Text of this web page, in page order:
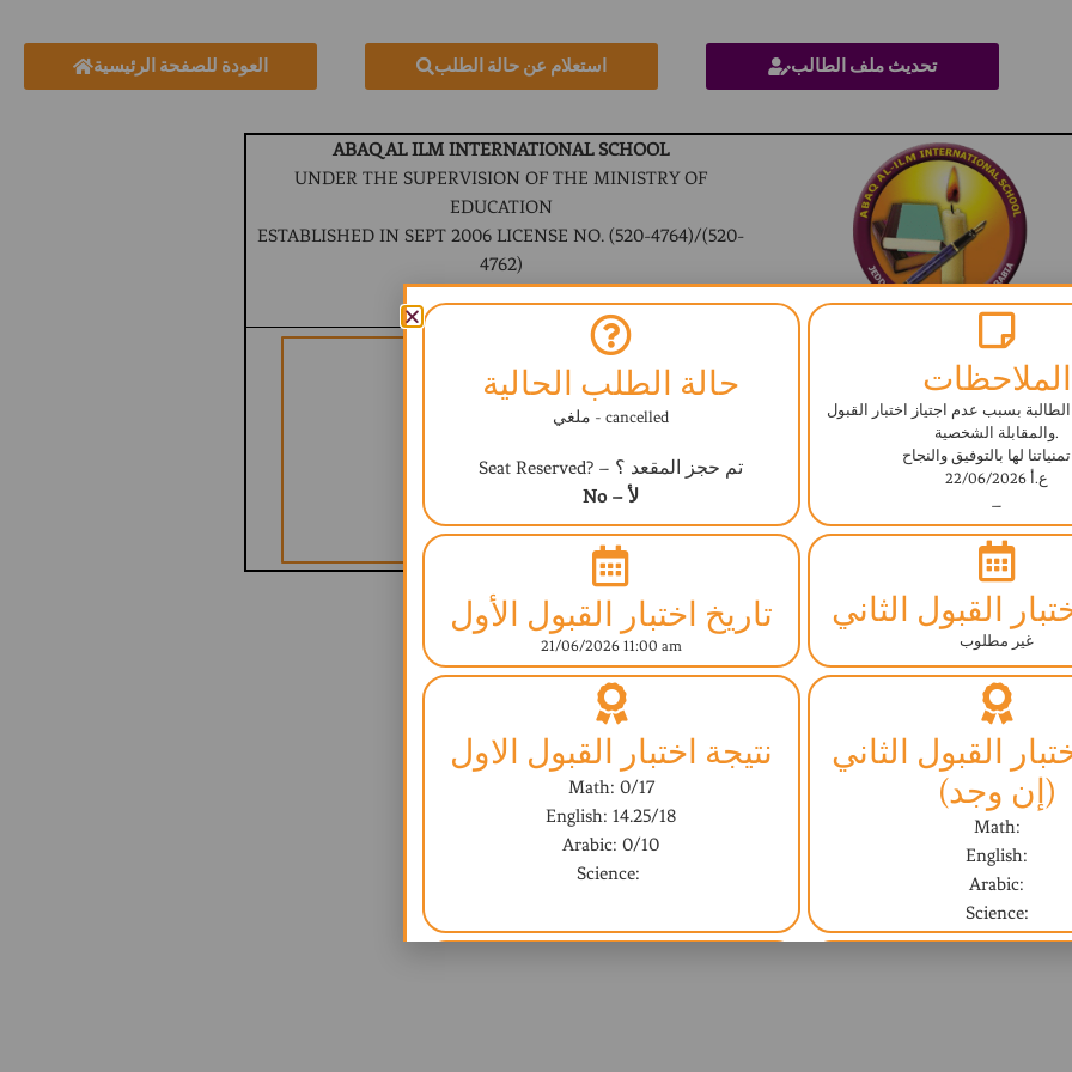
العودة للصفحة الرئيسية استعلام عن حالة الطلب تحديث ملف الطالب
ABAQ AL ILM INTERNATIONAL SCHOOL
UNDER THE SUPERVISION OF THE MINISTRY OF
EDUCATION
ESTABLISHED IN SEPT 2006 LICENSE NO. (520-4764)/(520-
4762)
BRITISH CURRICULUM
بيانات طالب
Student
حالة الطلب الحالية
ملغي - cancelled
Seat Reserved? – تم حجز المقعد ؟
No – لأ
الملاحظات
بسبب عدم اجتياز اختبار القبول
والمقابلة الشخصية.
لها بالتوفيق والنجاح
ع.أ 22/06/2026
–
تاريخ اختبار القبول الأول
21/06/2026 11:00 am
القبول الثاني
غير مطلوب
نتيجة اختبار القبول الاول
Math: 0/17
English: 14.25/18
Arabic: 0/10
Science:
القبول الثاني
(إن وجد)
Math:
English:
Arabic:
Science: